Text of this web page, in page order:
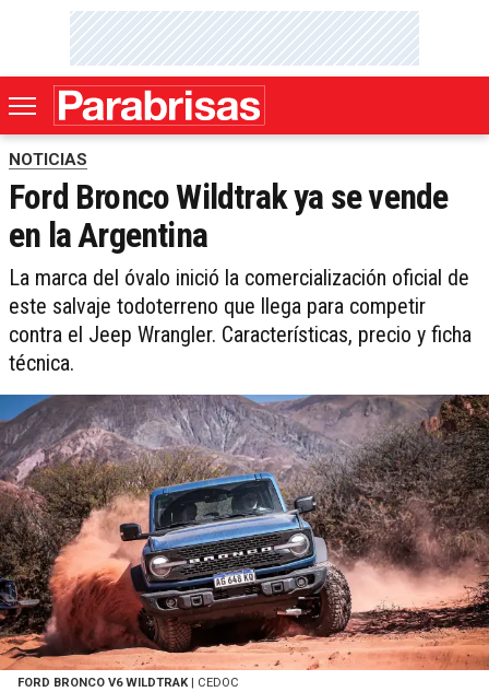
NOTICIAS
Ford Bronco Wildtrak ya se vende
en la Argentina
La marca del óvalo inició la comercialización oficial de
este salvaje todoterreno que llega para competir
contra el Jeep Wrangler. Características, precio y ficha
técnica.
FORD BRONCO V6 WILDTRAK| CEDOC